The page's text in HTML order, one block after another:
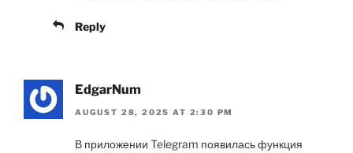
Reply
EdgarNum
AUGUST 28, 2025 AT 2:30 PM
В приложении Telegram появилась функция